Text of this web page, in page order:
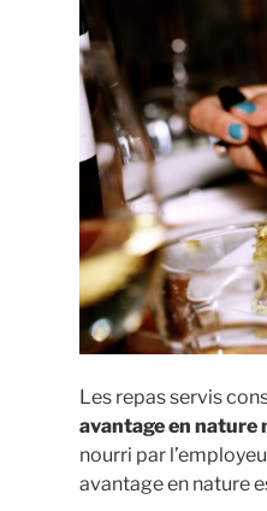
Les repas servis
avantage en
nourri par
avantage en nature